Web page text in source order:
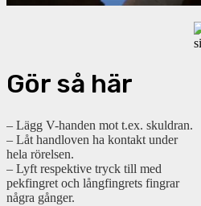
Gör så här
– Lägg V-handen mot t.ex. skuldran.
– Låt handloven ha kontakt under
hela rörelsen.
– Lyft respektive tryck till med
pekfingret och långfingrets fingrar
några gånger.